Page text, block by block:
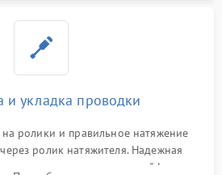
и укладка проводки
ролики и правильное натяжение
ролик натяжителя. Надежная
подключение клемм и шлейфов к